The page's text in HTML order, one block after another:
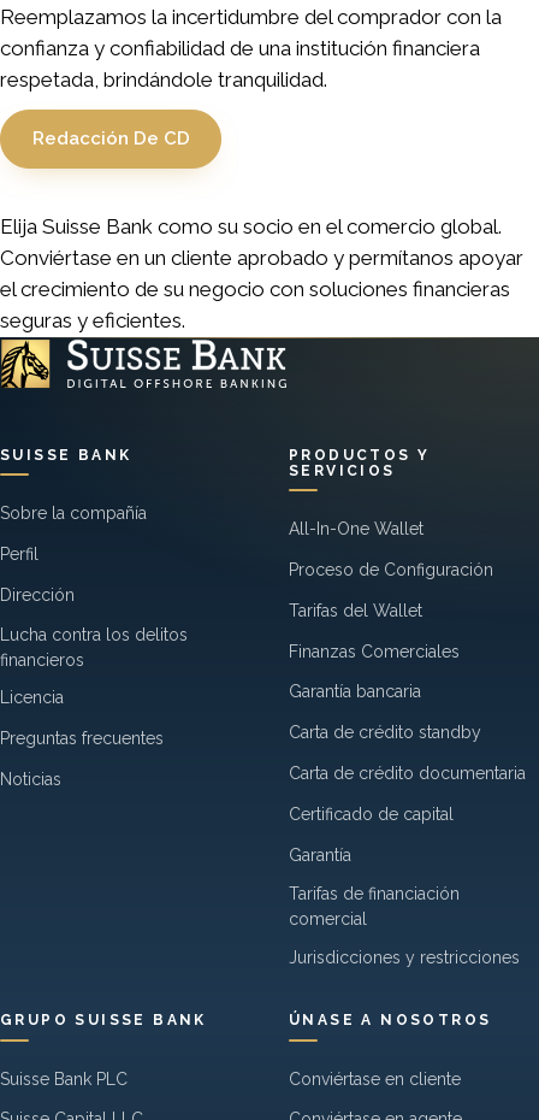
Reemplazamos la incertidumbre del comprador con la
confianza y confiabilidad de una institución financiera
respetada, brindándole tranquilidad.
Redacción De CD
Elija Suisse Bank como su socio en el comercio global.
Conviértase en un cliente aprobado y permítanos apoyar
el crecimiento de su negocio con soluciones financieras
seguras y eficientes.
SUISSE BANK
Sobre la compañía
Perfil
Dirección
Lucha contra los delitos
financieros
Licencia
Preguntas frecuentes
Noticias
PRODUCTOS Y
SERVICIOS
All-In-One Wallet
Proceso de Configuración
Tarifas del Wallet
Finanzas Comerciales
Garantía bancaria
Carta de crédito standby
Carta de crédito documentaria
Certificado de capital
Garantía
Tarifas de financiación
comercial
Jurisdicciones y restricciones
GRUPO SUISSE BANK
Suisse Bank PLC
ÚNASE A NOSOTROS
Conviértase en cliente